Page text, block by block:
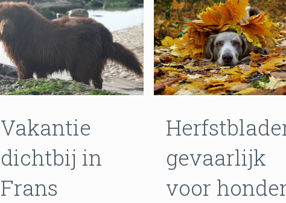
Vakantie
dichtbij in
Frans
gevaarlijk
voor